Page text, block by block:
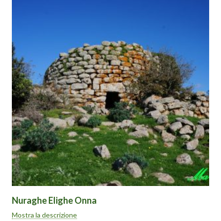
Nuraghe Elighe Onna
Si trova nel territorio comunale di Santu Lussurgiu (OR) a pochi
chilometri dalla borgata di San Leonardo de Siete Fuentes. È un
Mostra la descrizione